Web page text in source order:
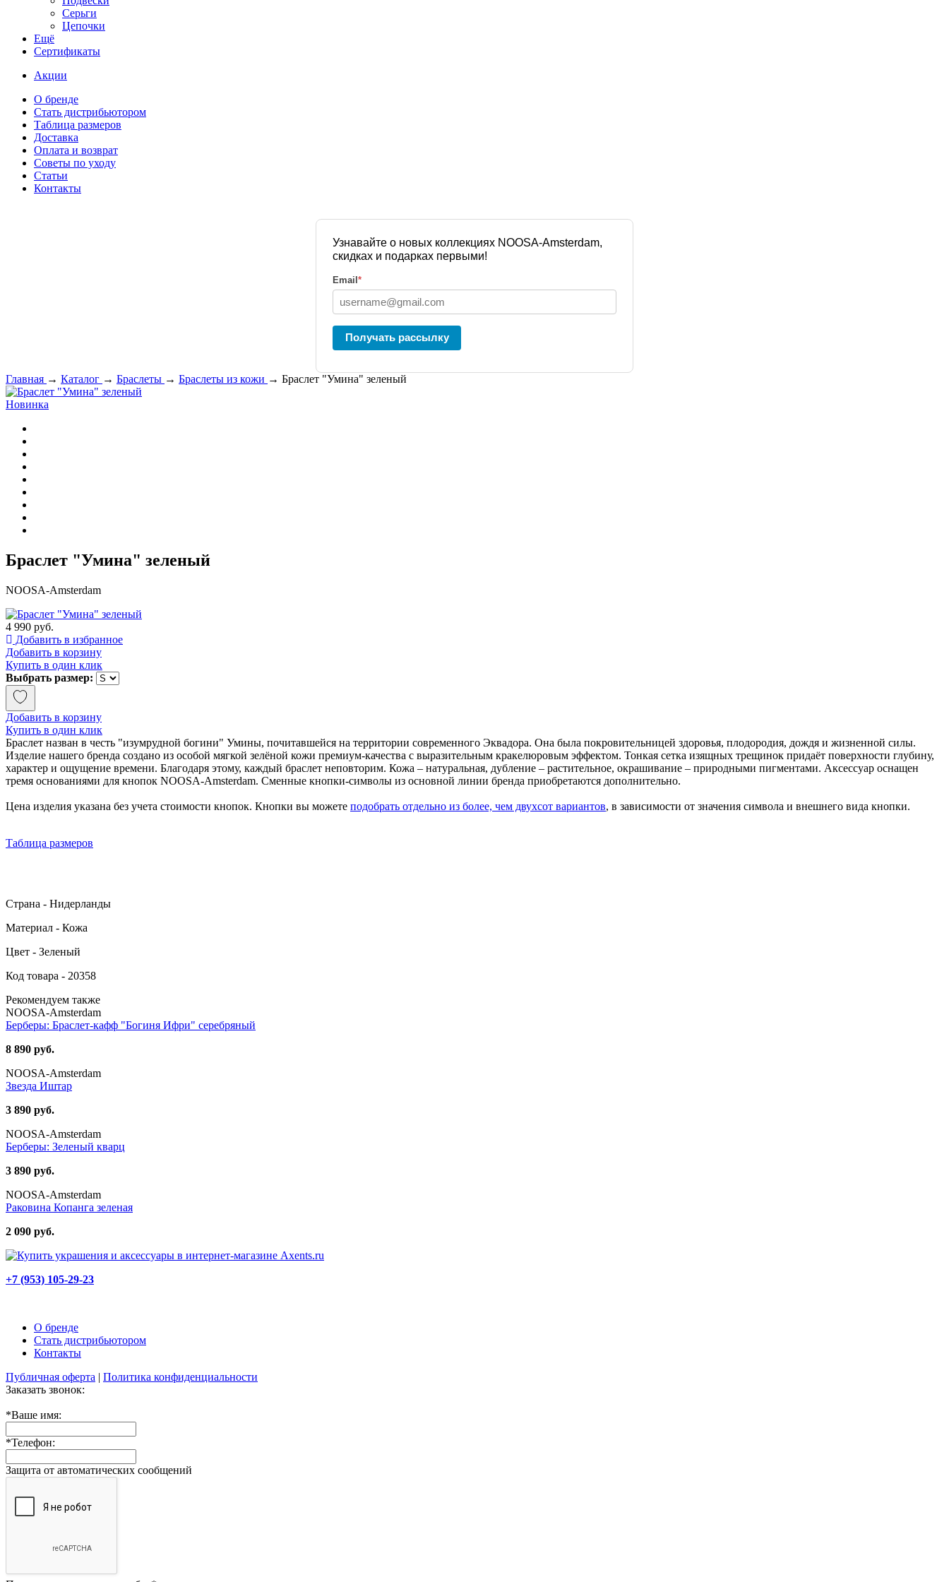
Серьги
Цепочки
Ещё
Сертификаты
Акции
О бренде
Стать дистрибьютором
Таблица размеров
Доставка
Оплата и возврат
Советы по уходу
Статьи
Контакты
Узнавайте о новых коллекциях NOOSA-Amsterdam,
скидках и подарках первыми!
Email *
Получать рассылку
Главная → Каталог → Браслеты → Браслеты из кожи → Браслет "Умина" зеленый
Новинка
Браслет "Умина" зеленый
NOOSA-Amsterdam
4 990 руб.
Добавить в избранное
Добавить в корзину
Купить в один клик
Выбрать размер:
Добавить в корзину
Купить в один клик
Браслет назван в честь "изумрудной богини" Умины, почитавшейся на территории современного Эквадора. Она была покровительницей здоровья, плодородия, дождя и жизненной силы.
Изделие нашего бренда создано из особой мягкой зелёной кожи премиум-качества с выразительным кракелюровым эффектом. Тонкая сетка изящных трещинок придаёт поверхности глубину,
характер и ощущение времени. Благодаря этому, каждый браслет неповторим. Кожа – натуральная, дубление – растительное, окрашивание – природными пигментами. Аксессуар оснащен
тремя основаниями для кнопок NOOSA-Amsterdam. Сменные кнопки-символы из основной линии бренда приобретаются дополнительно.
Цена изделия указана без учета стоимости кнопок. Кнопки вы можете подобрать отдельно из более, чем двухсот вариантов, в зависимости от значения символа и внешнего вида кнопки.
Таблица размеров
Страна - Нидерланды
Материал - Кожа
Цвет - Зеленый
Код товара - 20358
Рекомендуем также
NOOSA-Amsterdam
Берберы: Браслет-кафф "Богиня Ифри" серебряный
8 890 руб.
NOOSA-Amsterdam
Звезда Иштар
3 890 руб.
NOOSA-Amsterdam
Берберы: Зеленый кварц
3 890 руб.
NOOSA-Amsterdam
Раковина Копанга зеленая
2 090 руб.
+7 (953) 105-29-23
О бренде
Стать дистрибьютором
Контакты
Публичная оферта | Политика конфиденциальности
Заказать звонок:
*Ваше имя:
*Телефон:
Защита от автоматических сообщений